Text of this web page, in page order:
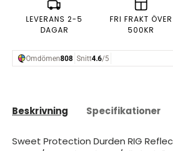
LEVERANS 2-5
DAGAR
FRI FRAKT ÖVER
500KR
Beskrivning Specifikationer
Sweet Protection Durden RIG